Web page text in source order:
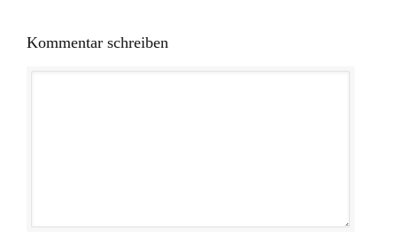
Kommentar schreiben